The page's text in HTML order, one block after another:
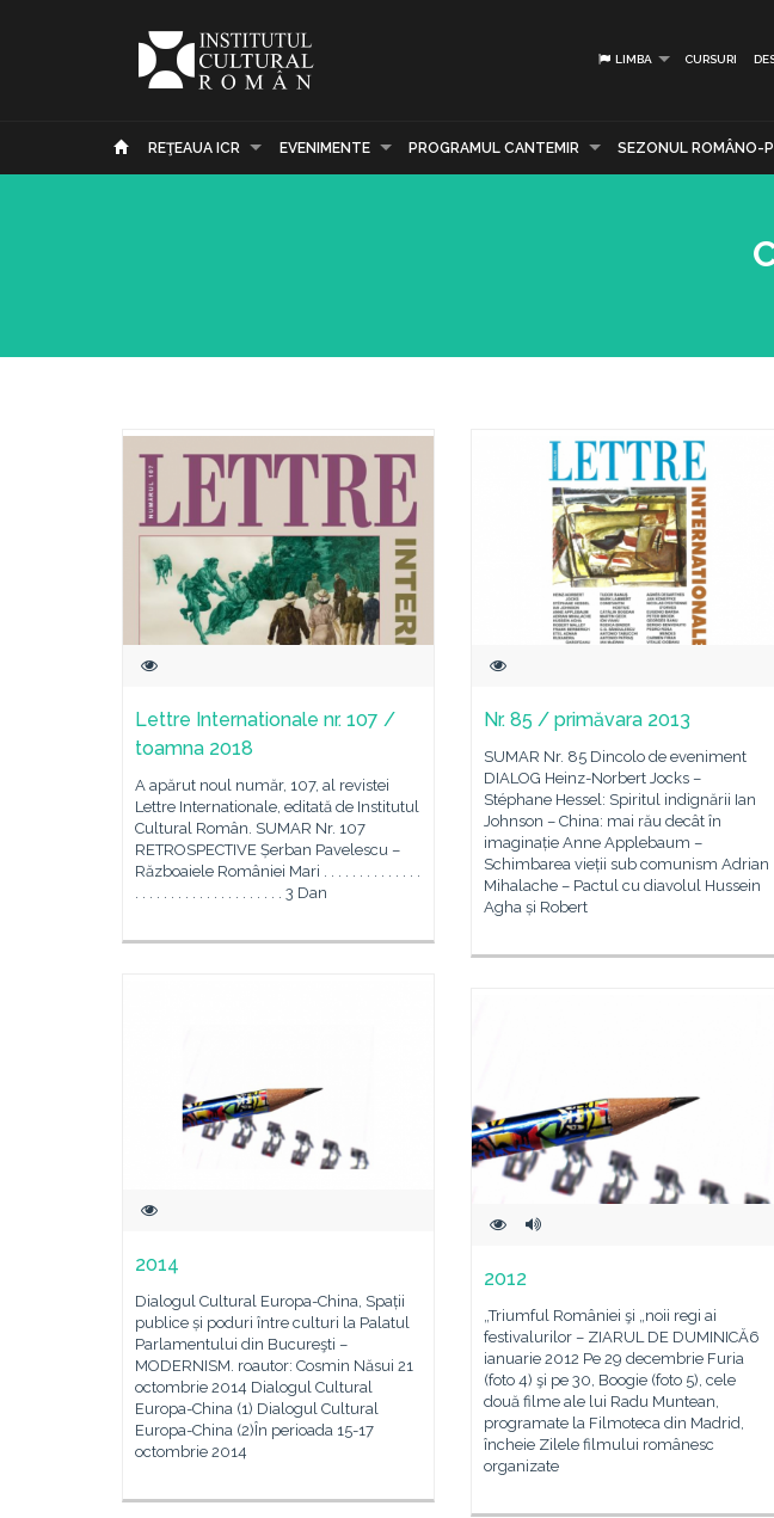
LIMBA CURSURI
REŢEAUA ICR EVENIMENTE PROGRAMUL CANTEMIR SEZONUL ROMÂNO-
Lettre Internationale nr. 107 /
toamna 2018
A apărut noul număr, 107, al revistei
Lettre Internationale, editată de Institutul
Cultural Român. SUMAR Nr. 107
RETROSPECTIVE Șerban Pavelescu –
Războaiele României Mari . . . . . . . . . . . . . .
. . . . . . . . . . . . . . . . . . . . . 3 Dan
Nr. 85 / primăvara 2013
SUMAR Nr. 85 Dincolo de eveniment
DIALOG Heinz-Norbert Jocks –
Stéphane Hessel: Spiritul indignării Ian
Johnson – China: mai rău decât în
imaginație Anne Applebaum –
Schimbarea vieții sub comunism Adrian
Mihalache – Pactul cu diavolul Hussein
Agha și Robert
2014
Dialogul Cultural Europa-China, Spații
publice și poduri între culturi la Palatul
Parlamentului din Bucureşti –
MODERNISM. roautor: Cosmin Năsui 21
octombrie 2014 Dialogul Cultural
Europa-China (1) Dialogul Cultural
Europa-China (2)În perioada 15-17
octombrie 2014
2012
„Triumful României şi „noii regi ai
festivalurilor – ZIARUL DE DUMINICĂ6
ianuarie 2012 Pe 29 decembrie Furia
(foto 4) şi pe 30, Boogie (foto 5), cele
două filme ale lui Radu Muntean,
programate la Filmoteca din Madrid,
încheie Zilele filmului românesc
organizate